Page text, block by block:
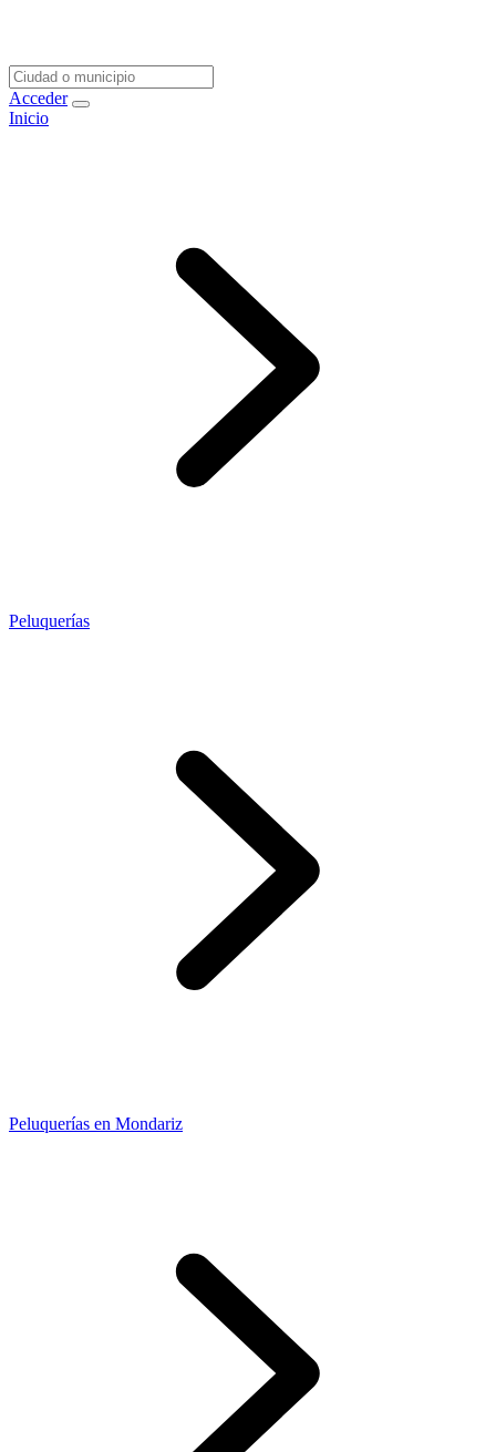
Acceder
Inicio
Peluquerías
Peluquerías en Mondariz